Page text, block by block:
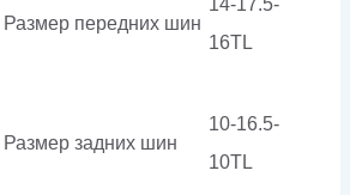
Размер передних шин
16TL
Размер задних шин
10-16.5-
10TL